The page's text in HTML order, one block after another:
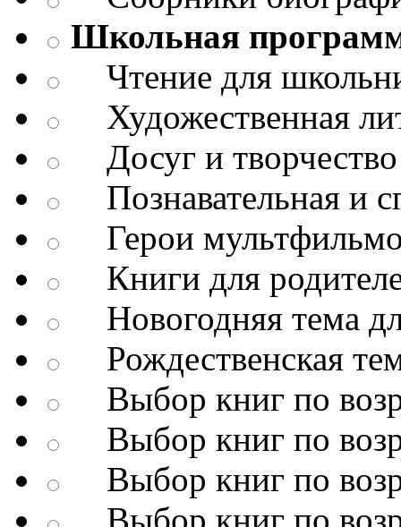
Школьная
Чтение для
Художественная
Досуг и творчество
Познавательная и
Герои
Книги для
Новогодняя тема
Рождественская
Выбор книг по
Выбор книг по
Выбор книг по